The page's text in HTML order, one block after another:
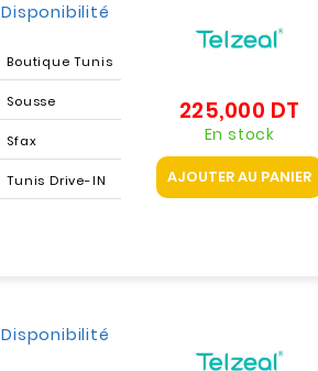
Disponibilité
Boutique Tunis
Sousse
Sfax
Tunis Drive-IN
225,000 DT
En stock
AJOUTER AU PANIER
Disponibilité